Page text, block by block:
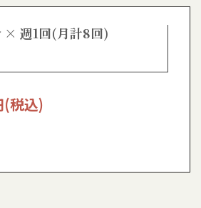
× 週1回(月計8回)
(税込)